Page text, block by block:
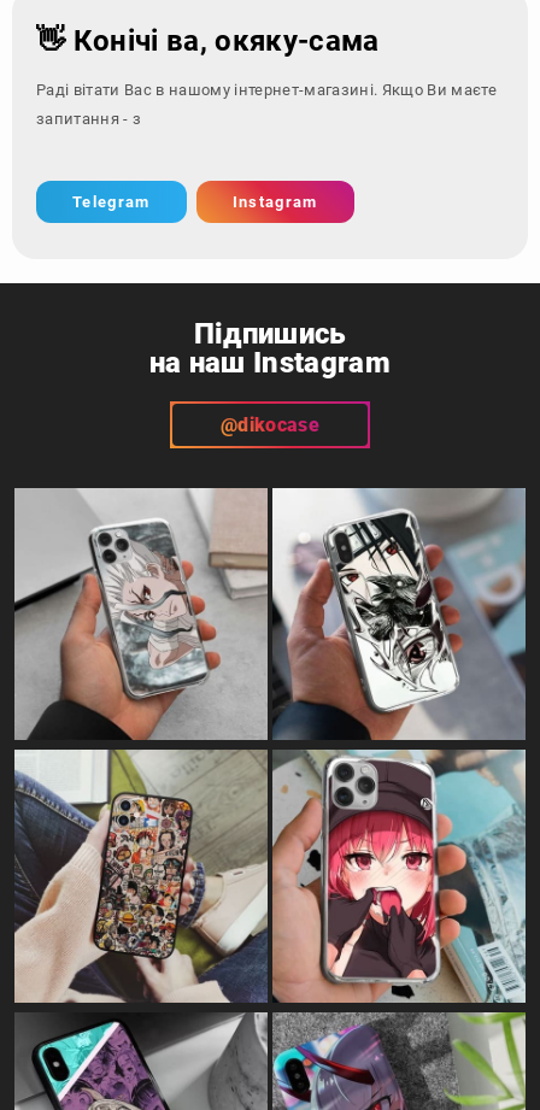
👋 Конічі ва, окяку-сама
Раді вітати Вас в нашому інтернет-магазині. Якщо Ви маєте
запитання - зверніться за к
Telegram Instagram
Підпишись
на наш Instagram
@dikocase